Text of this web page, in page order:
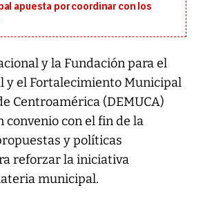
apuesta por coordinar con los
y la Fundación para el
y el Fortalecimiento Municipal
Centroamérica (DEMUCA)
con el fin de la
y políticas
reforzar la iniciativa
municipal.